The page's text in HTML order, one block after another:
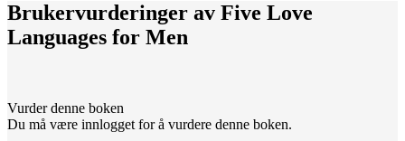
Brukervurderinger av Five Love
Languages for Men
Vurder denne boken
Du må være innlogget for å vurdere denne boken.